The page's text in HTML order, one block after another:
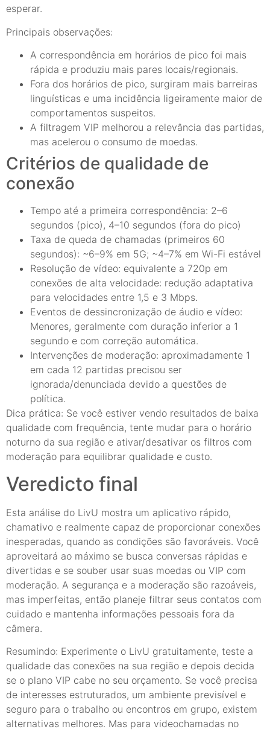
esperar.
Principais observações:
A correspondência em horários de pico foi mais
rápida e produziu mais pares locais/regionais.
Fora dos horários de pico, surgiram mais barreiras
linguísticas e uma incidência ligeiramente maior de
comportamentos suspeitos.
A filtragem VIP melhorou a relevância das partidas,
mas acelerou o consumo de moedas.
Critérios de qualidade de
conexão
Tempo até a primeira correspondência: 2–6
segundos (pico), 4–10 segundos (fora do pico)
Taxa de queda de chamadas (primeiros 60
segundos): ~6–9% em 5G; ~4–7% em Wi-Fi estável
Resolução de vídeo: equivalente a 720p em
conexões de alta velocidade: redução adaptativa
para velocidades entre 1,5 e 3 Mbps.
Eventos de dessincronização de áudio e vídeo:
Menores, geralmente com duração inferior a 1
segundo e com correção automática.
Intervenções de moderação: aproximadamente 1
em cada 12 partidas precisou ser
ignorada/denunciada devido a questões de
política.
Dica prática: Se você estiver vendo resultados de baixa
qualidade com frequência, tente mudar para o horário
noturno da sua região e ativar/desativar os filtros com
moderação para equilibrar qualidade e custo.
Veredicto final
Esta análise do LivU mostra um aplicativo rápido,
chamativo e realmente capaz de proporcionar conexões
inesperadas, quando as condições são favoráveis. Você
aproveitará ao máximo se busca conversas rápidas e
divertidas e se souber usar suas moedas ou VIP com
moderação. A segurança e a moderação são razoáveis,
mas imperfeitas, então planeje filtrar seus contatos com
cuidado e mantenha informações pessoais fora da
câmera.
Resumindo: Experimente o LivU gratuitamente, teste a
qualidade das conexões na sua região e depois decida
se o plano VIP cabe no seu orçamento. Se você precisa
de interesses estruturados, um ambiente previsível e
seguro para o trabalho ou encontros em grupo, existem
alternativas melhores. Mas para videochamadas no